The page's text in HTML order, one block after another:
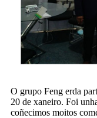
O grupo Feng erda
20 de xaneiro. Foi
coñecimos moitos